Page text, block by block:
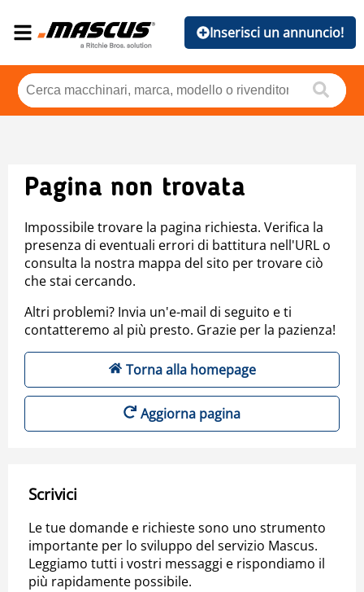
Inserisci un annuncio!
Pagina non trovata
Impossibile trovare la pagina richiesta. Verifica la
presenza di eventuali errori di battitura nell'URL o
consulta la nostra mappa del sito per trovare ciò
che stai cercando.
Altri problemi? Invia un'e-mail di seguito e ti
contatteremo al più presto. Grazie per la pazienza!
Torna alla homepage
Aggiorna pagina
Scrivici
Le tue domande e richieste sono uno strumento
importante per lo sviluppo del servizio Mascus.
Leggiamo tutti i vostri messaggi e rispondiamo il
più rapidamente possibile.